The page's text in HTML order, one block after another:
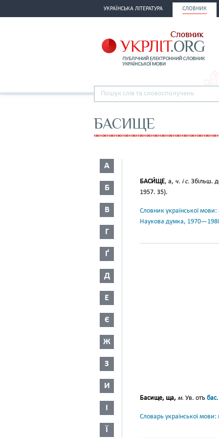
УКРАЇНСЬКА ЛІТЕРАТУРА СЛОВНИК
БАСИЩЕ
А
Б
В
Г
Ґ
Д
Е
Є
Ж
З
И
І
Ї
БАСИ́ЩЕ, а, ч. і с. Збільш.
1957. 35).
Словник української
Наукова думка,
Басище, ща, м. Ув. отъ бас.
Словарь української